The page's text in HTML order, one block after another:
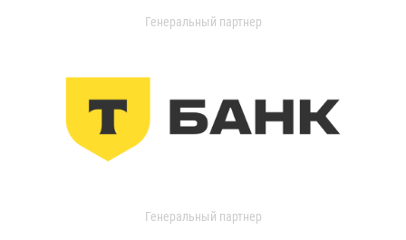
Генеральный партнер
Генеральный партнер